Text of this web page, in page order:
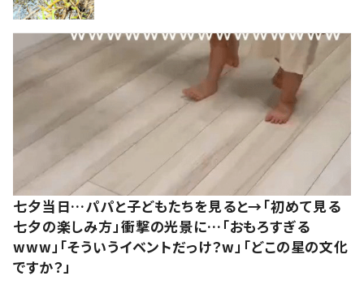
七夕当日…パパと子どもたちを見ると→「初めて見る
七夕の楽しみ方」衝撃の光景に…「おもろすぎる
www」「そういうイベントだっけ？w」「どこの星の文化
ですか？」